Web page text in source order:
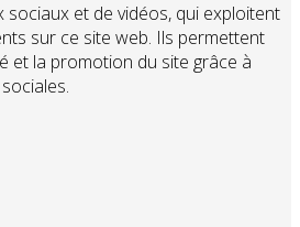
sociaux et de vidéos, qui exploitent
sur ce site web. Ils permettent
et la promotion du site grâce à